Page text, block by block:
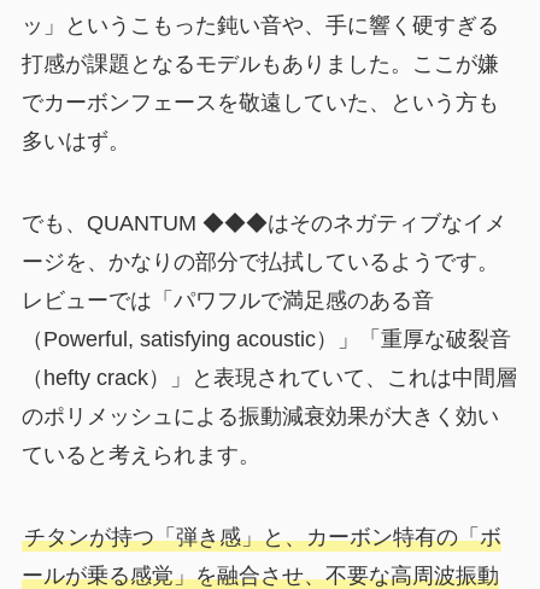
ッ」というこもった鈍い音や、手に響く硬すぎる
打感が課題となるモデルもありました。ここが嫌
でカーボンフェースを敬遠していた、という方も
多いはず。
でも、QUANTUM ◆◆◆はそのネガティブなイメ
ージを、かなりの部分で払拭しているようです。
レビューでは「パワフルで満足感のある音
（Powerful, satisfying acoustic）」「重厚な破裂音
（hefty crack）」と表現されていて、これは中間層
のポリメッシュによる振動減衰効果が大きく効い
ていると考えられます。
チタンが持つ「弾き感」と、カーボン特有の「ボ
ールが乗る感覚」を融合させ、不要な高周波振動